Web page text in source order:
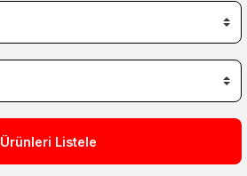
Ürünleri Listele